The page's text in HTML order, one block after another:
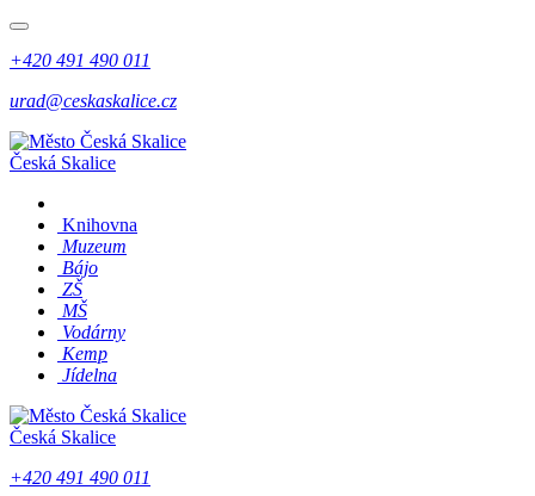
+420 491 490 011
urad@ceskaskalice.cz
Česká Skalice
Knihovna
Muzeum
Bájo
ZŠ
MŠ
Vodárny
Kemp
Jídelna
Česká Skalice
+420 491 490 011